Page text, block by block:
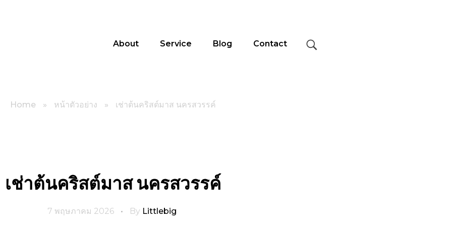
About Service Blog Contact
Home » หน้าตัวอย่าง » เช่าต้นคริสต์มาส นครสวรรค์
เช่าต้นคริสต์มาส นครสวรรค์
7 พฤษภาคม 2026 By Littlebig